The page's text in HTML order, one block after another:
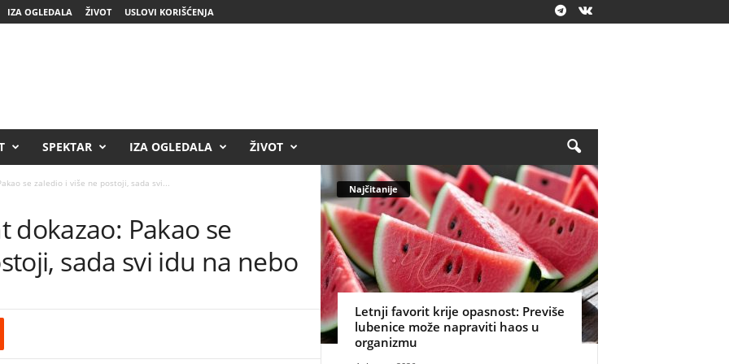
IZA OGLEDALA ŽIVOT USLOVI KORIŠĆENJA
SPEKTAR IZA OGLEDALA ŽIVOT
se zaledio i više ne postoji, sada svi...
dokazao: Pakao se
sada svi idu na nebo
Najčitanije
Letnji favorit krije opasnost: Previše
lubenice može napraviti haos u
organizmu